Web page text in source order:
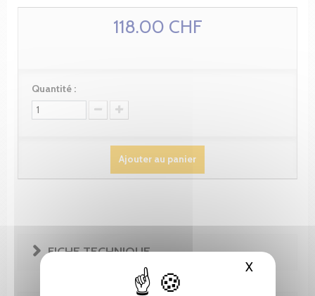
XMasquer
118.00 CHF
Quantité :
Ajouter au panier
FICHE TECHNIQUE